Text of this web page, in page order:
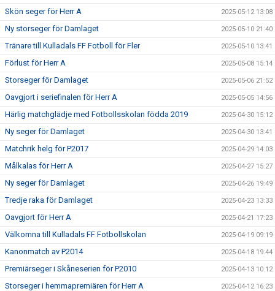
Skön seger för Herr A 2025-05-12 13:08
Ny storseger för Damlaget 2025-05-10 21:40
Tränare till Kulladals FF Fotboll för Fler 2025-05-10 13:41
Förlust för Herr A 2025-05-08 15:14
Storseger för Damlaget 2025-05-06 21:52
Oavgjort i seriefinalen för Herr A 2025-05-05 14:56
Härlig matchglädje med Fotbollsskolan födda 2019 2025-04-30 15:12
Ny seger för Damlaget 2025-04-30 13:41
Matchrik helg för P2017 2025-04-29 14:03
Målkalas för Herr A 2025-04-27 15:27
Ny seger för Damlaget 2025-04-26 19:49
Tredje raka för Damlaget 2025-04-23 13:33
Oavgjort för Herr A 2025-04-21 17:23
Välkomna till Kulladals FF Fotbollskolan 2025-04-19 09:19
Kanonmatch av P2014 2025-04-18 19:44
Premiärseger i Skåneserien för P2010 2025-04-13 10:12
Storseger i hemmapremiären för Herr A 2025-04-12 16:23